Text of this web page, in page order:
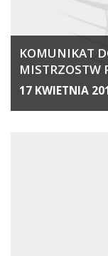
KOMUNIKAT
MISTRZOSTW
17 KWIETNIA